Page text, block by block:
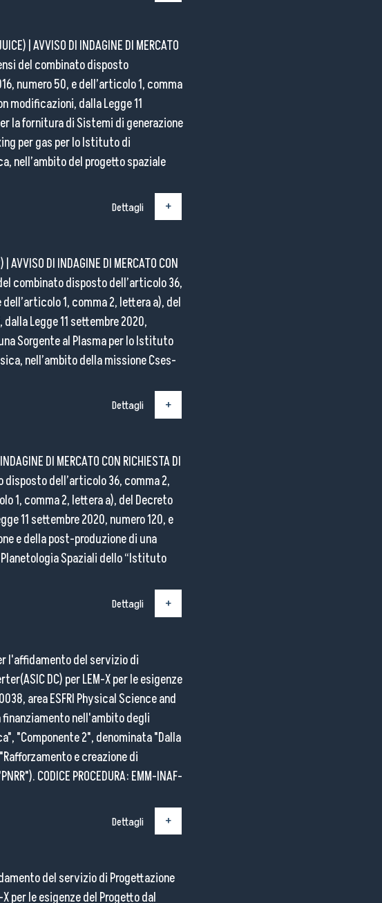
AVVISO DI INDAGINE DI MERCATO
del combinato disposto
numero 50, e dell’articolo 1, comma
modificazioni, dalla Legge 11
la fornitura di Sistemi di generazione
per gas per lo Istituto di
nell’ambito del progetto spaziale
Dettagli
AVVISO DI INDAGINE DI MERCATO CON
combinato disposto dell’articolo 36,
1, comma 2, lettera a), del
Legge 11 settembre 2020,
Sorgente al Plasma per lo Istituto
nell’ambito della missione Cses-
Dettagli
DI MERCATO CON RICHIESTA DI
disposto dell’articolo 36, comma 2,
1, comma 2, lettera a), del Decreto
11 settembre 2020, numero 120, e
e della post-produzione di una
Spaziali dello “Istituto
Dettagli
l'affidamento del servizio di
DC) per LEM-X per le esigenze
area ESFRI Physical Science and
finanziamento nell'ambito degli
"Componente 2", denominata "Dalla
e creazione di
CODICE PROCEDURA: EMM-INAF-
Dettagli
del servizio di Progettazione
per le esigenze del Progetto dal